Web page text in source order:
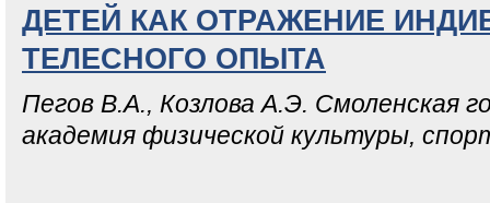
ДЕТЕЙ КАК ОТРАЖЕНИЕ
ТЕЛЕСНОГО ОПЫТА
Пегов В.А., Козлова А.Э. Смоленская
академия физической культуры,